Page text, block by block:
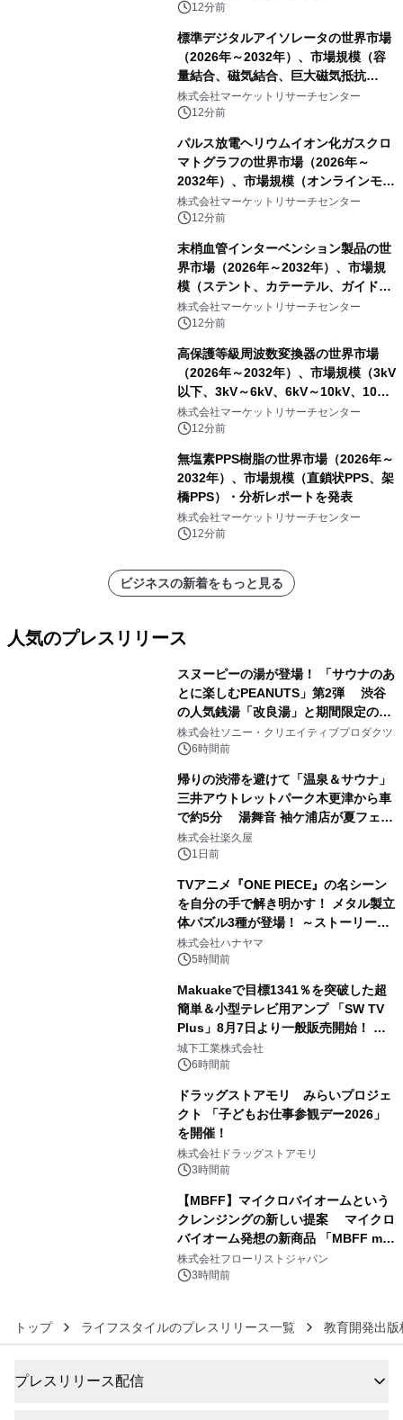
12分前
標準デジタルアイソレータの世界市場
（2026年～2032年）、市場規模（容
量結合、磁気結合、巨大磁気抵抗
（GMR））・分析レポートを発表
株式会社マーケットリサーチセンター
12分前
パルス放電ヘリウムイオン化ガスクロ
マトグラフの世界市場（2026年～
2032年）、市場規模（オンラインモニ
タリング型、ラボラトリー型）・分析
レポートを発表
株式会社マーケットリサーチセンター
12分前
末梢血管インターベンション製品の世
界市場（2026年～2032年）、市場規
模（ステント、カテーテル、ガイドワ
イヤー、シース、下大静脈フィルタ
ー、その他）・分析レポートを発表
株式会社マーケットリサーチセンター
12分前
高保護等級周波数変換器の世界市場
（2026年～2032年）、市場規模（3kV
以下、3kV～6kV、6kV～10kV、10kV
超）・分析レポートを発表
株式会社マーケットリサーチセンター
12分前
無塩素PPS樹脂の世界市場（2026年～
2032年）、市場規模（直鎖状PPS、架
橋PPS）・分析レポートを発表
株式会社マーケットリサーチセンター
12分前
ビジネスの新着をもっと見る
人気のプレスリリース
スヌーピーの湯が登場！ 「サウナのあ
とに楽しむPEANUTS」第2弾 渋谷
の人気銭湯「改良湯」と期間限定のコ
ラボレーション サウナイキタイコラ
ボグッズも発売決定！
株式会社ソニー・クリエイティブプロダクツ
6時間前
帰りの渋滞を避けて「温泉＆サウナ」
三井アウトレットパーク木更津から車
で約5分 湯舞音 袖ケ浦店が夏フェア
メニューを提供
株式会社楽久屋
1日前
TVアニメ『ONE PIECE』の名シーン
を自分の手で解き明かす！ メタル製立
体パズル3種が登場！ ～ストーリーと
ギミックが融合した 大人の体験型パズ
ルが8月7日(金)12時より先行予約受付
株式会社ハナヤマ
5時間前
Makuakeで目標1341％を突破した超
簡単＆小型テレビ用アンプ 「SW TV
Plus」8月7日より一般販売開始！ ケ
ーブル1本つなぐだけ、テレビの音が
ぐっと豊かに
城下工業株式会社
6時間前
ドラッグストアモリ みらいプロジェ
クト 「子どもお仕事参観デー2026」
を開催！
株式会社ドラッグストアモリ
3時間前
【MBFF】マイクロバイオームという
クレンジングの新しい提案 マイクロ
バイオーム発想の新商品 「MBFF mb
クレンジングPRO」を2026年8月6日
発売
株式会社フローリストジャパン
3時間前
トップ ライフスタイルのプレスリリース一覧 教育開発出版
プレスリリース配信